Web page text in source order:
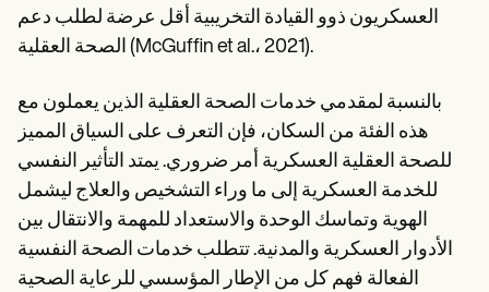
العسكريون ذوو القيادة التخريبية أقل عرضة لطلب دعم
الصحة العقلية (McGuffin et al.، 2021).
بالنسبة لمقدمي خدمات الصحة العقلية الذين يعملون مع
هذه الفئة من السكان، فإن التعرف على السياق المميز
للصحة العقلية العسكرية أمر ضروري. يمتد التأثير النفسي
للخدمة العسكرية إلى ما وراء التشخيص والعلاج ليشمل
الهوية وتماسك الوحدة والاستعداد للمهمة والانتقال بين
الأدوار العسكرية والمدنية. تتطلب خدمات الصحة النفسية
الفعالة فهم كل من الإطار المؤسسي للرعاية الصحية